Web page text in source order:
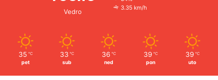
Vedro
3.35 km/h
35 ℃
pet
33 ℃
sub
36 ℃
ned
39 ℃
pon
39 ℃
uto